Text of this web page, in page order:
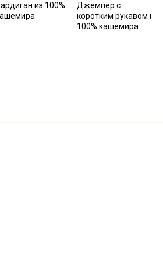
из 100%
Джемпер с
коротким рукавом из
100% кашемира